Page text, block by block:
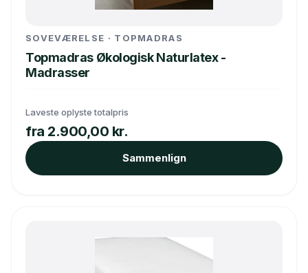
SOVEVÆRELSE · TOPMADRAS
Topmadras Økologisk Naturlatex -
Madrasser
Laveste oplyste totalpris
fra 2.900,00 kr.
Sammenlign